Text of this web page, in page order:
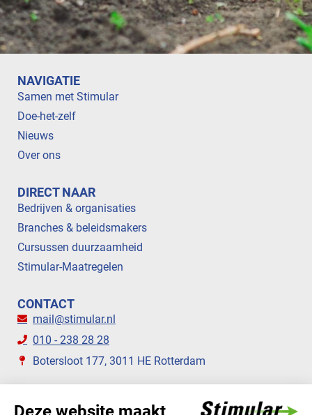
NAVIGATIE
Samen met Stimular
Doe-het-zelf
Nieuws
Over ons
DIRECT NAAR
Bedrijven & organisaties
Branches & beleidsmakers
Cursussen duurzaamheid
Stimular-Maatregelen
CONTACT
mail@stimular.nl
010 - 238 28 28
Botersloot 177, 3011 HE Rotterdam